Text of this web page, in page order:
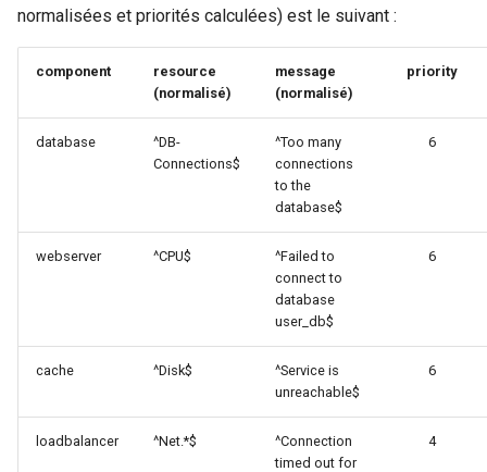
normalisées et priorités calculées) est le suivant :
component
resource
(normalisé)
message
(normalisé)
priority
database
^DB-
Connections$
^Too many
connections
to the
database$
6
webserver ^CPU$
^Failed to
connect to
database
user_db$
6
cache ^Disk$
^Service is
unreachable$
6
loadbalancer ^Net.*$
^Connection
timed out for
4